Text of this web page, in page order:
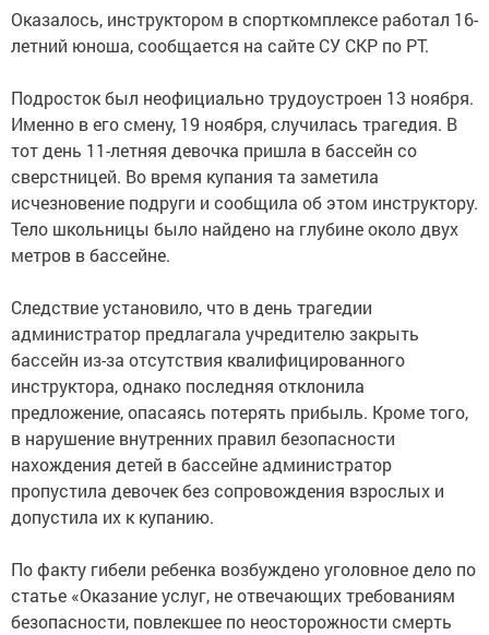
Оказалось, инструктором в спорткомплексе работал 16-
летний юноша, сообщается на сайте СУ СКР по РТ.
Подросток был неофициально трудоустроен 13 ноября.
Именно в его смену, 19 ноября, случилась трагедия. В
тот день 11-летняя девочка пришла в бассейн со
сверстницей. Во время купания та заметила
исчезновение подруги и сообщила об этом инструктору.
Тело школьницы было найдено на глубине около двух
метров в бассейне.
Следствие установило, что в день трагедии
администратор предлагала учредителю закрыть
бассейн из-за отсутствия квалифицированного
инструктора, однако последняя отклонила
предложение, опасаясь потерять прибыль. Кроме того,
в нарушение внутренних правил безопасности
нахождения детей в бассейне администратор
пропустила девочек без сопровождения взрослых и
допустила их к купанию.
По факту гибели ребенка возбуждено уголовное дело по
статье «Оказание услуг, не отвечающих требованиям
безопасности, повлекшее по неосторожности смерть